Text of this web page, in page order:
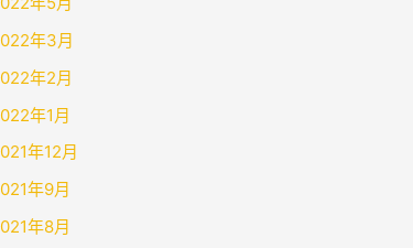
年3月
年2月
年1月
年12月
年9月
年8月